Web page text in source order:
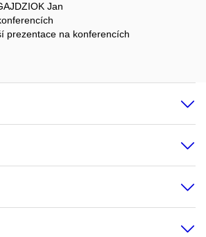
Jan
prezentace na konferencích